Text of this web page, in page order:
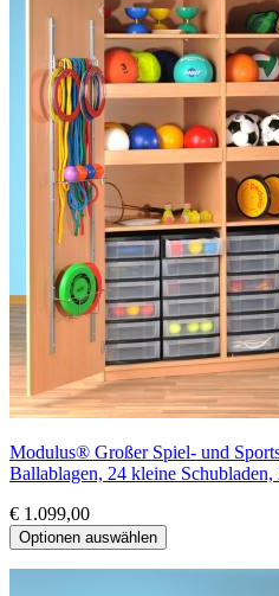
Modulus® Großer Spiel- und
Ballablagen, 24 kleine Schubladen,
€ 1.099,00